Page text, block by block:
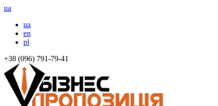
ua
ua
en
pl
+38 (096) 791-79-41